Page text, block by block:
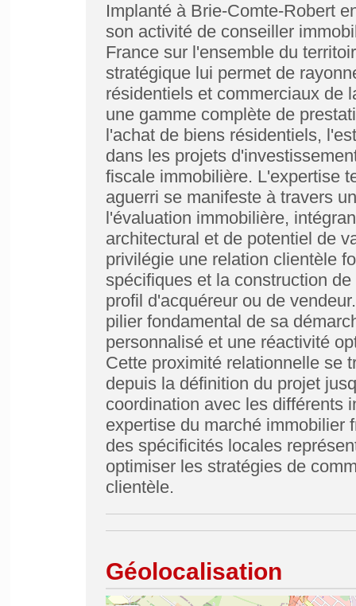
Implanté à Brie-Comte-Robert
son activité de conseiller
France sur l'ensemble du
stratégique lui permet de
résidentiels et commerciaux de
une gamme complète de
l'achat de biens résidentiels,
dans les projets
fiscale immobilière. L'expertise
aguerri se manifeste à travers
l'évaluation immobilière,
architectural et de potentiel de
privilégie une relation clientèle
spécifiques et la construction
profil d'acquéreur ou de
pilier fondamental de sa
personnalisé et une réactivité
Cette proximité relationnelle se
depuis la définition du projet
coordination avec les différents
expertise du marché immobilier
des spécificités locales
optimiser les stratégies de
clientèle.
Géolocalisation